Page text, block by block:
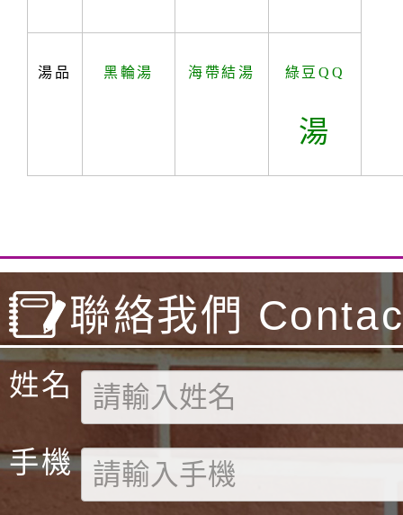
湯品 黑輪湯 海帶結湯 綠豆QQ
湯
聯絡我們
姓名
手機